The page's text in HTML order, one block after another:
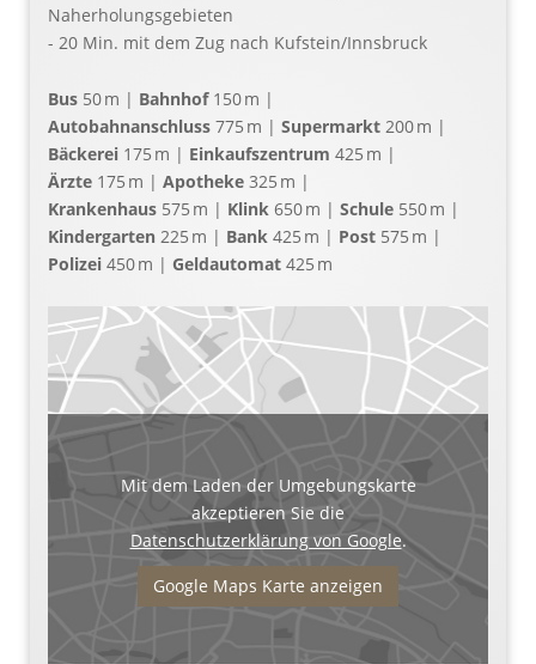
Naherholungsgebieten
- 20 Min. mit dem Zug nach Kufstein/Innsbruck
Bus 50 m | Bahnhof150 m |
Autobahnanschluss 775 m | Supermarkt 200 m |
Bäckerei 175 m | Einkaufszentrum 425 m |
Ärzte 175 m | Apotheke 325 m |
Krankenhaus 575 m | Klink 650 m | Schule 550 m |
Kindergarten 225 m | Bank 425 m | Post 575 m |
Polizei 450 m | Geldautomat 425 m
Mit dem Laden der Umgebungskarte
akzeptieren Sie die
Datenschutzerklärung von Google.
Google Maps Karte anzeigen